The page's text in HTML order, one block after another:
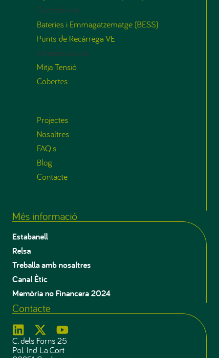
Electrificació
Bateries i Emmagatzematge (BESS)
Punts de Recàrrega VE
Infraestructura
Mitja Tensió
Cobertes
Projectes
Nosaltres
FAQ's
Blog
Contacte
Més informació
Estabanell
Relsa
Treballa amb nosaltres
Canal Ètic
Memòria no Financera 2024
Contacte
C. dels Forns 25
Pol. Ind. La Cort